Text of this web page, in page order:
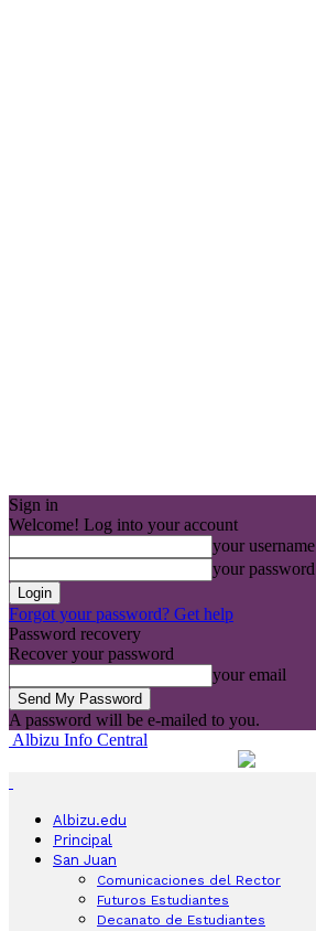
Sign in
Welcome! Log into your account
your username
your password
Forgot your password? Get help
Password recovery
Recover your password
your email
A password will be e-mailed to you.
Albizu Info Central
Albizu.edu
Principal
San Juan
Comunicaciones del Rector
Futuros Estudiantes
Decanato de Estudiantes